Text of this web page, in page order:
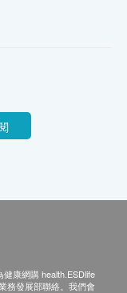
康網購 health.ESDlife
務發展部聯絡。我們會